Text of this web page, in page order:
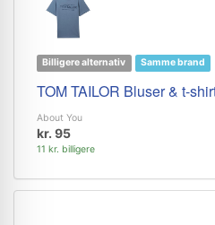
Billigere alternativ Samme brand
TOM TAILOR Bluser & t-
About You
kr. 95
11 kr. billigere